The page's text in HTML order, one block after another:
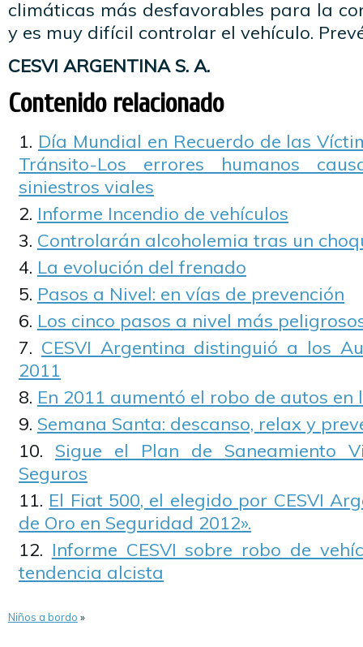
climáticas más desfavorables para la
y es muy difícil controlar el vehículo.
CESVI ARGENTINA S. A.
Contenido relacionado
Día Mundial en Recuerdo de las
Tránsito-Los errores humanos
siniestros viales
Informe Incendio de vehículos
Controlarán alcoholemia tras un
La evolución del frenado
Pasos a Nivel: en vías de prevención
Los cinco pasos a nivel más
CESVI Argentina distinguió a los
2011
En 2011 aumentó el robo de autos
Semana Santa: descanso, relax y
Sigue el Plan de Saneamiento
Seguros
El Fiat 500, el elegido por CESVI
de Oro en Seguridad 2012».
Informe CESVI sobre robo de
tendencia alcista
Niños a bordo »